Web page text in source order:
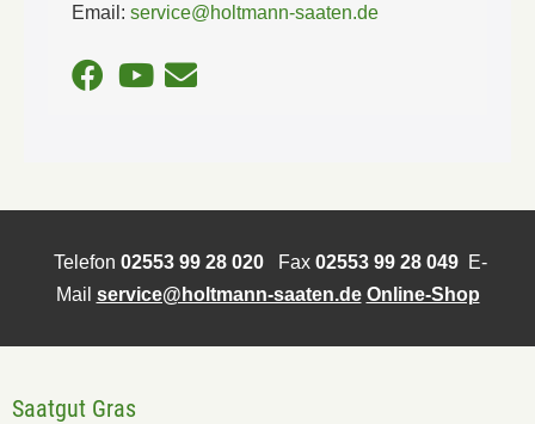
Email: service@holtmann-saaten.de
Telefon 02553 99 28 020Fax 02553 99 28 049E-
Mail service@holtmann-saaten.de Online-Shop
Saatgut Gras